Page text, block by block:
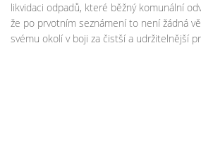
likvidaci odpadů, které běžný komunální
že po prvotním seznámení to není žádná
svému okolí v boji za čistší a udržitelnější